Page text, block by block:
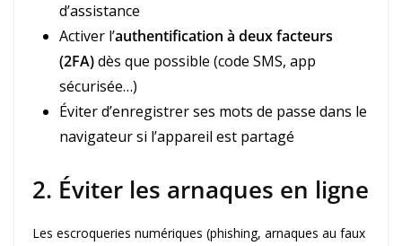
d’assistance
Activer l’authentification à deux facteurs
(2FA)dès que possible (code SMS, app
sécurisée…)
Éviter d’enregistrer ses mots de passe dans le
navigateur si l’appareil est partagé
2. Éviter les arnaques en ligne
Les escroqueries numériques (phishing, arnaques au faux